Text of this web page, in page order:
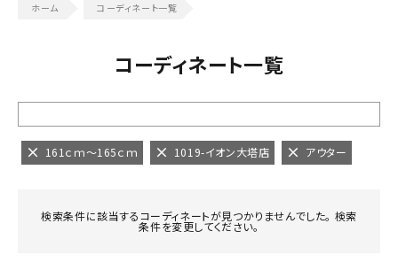
コーディネート一覧
コーディネート一覧
161ｃｍ～165ｃｍ 1019-イオン大塔店 アウター
検索条件に該当するコーディネートが見つかりませんでした。 検索
条件を変更してください。